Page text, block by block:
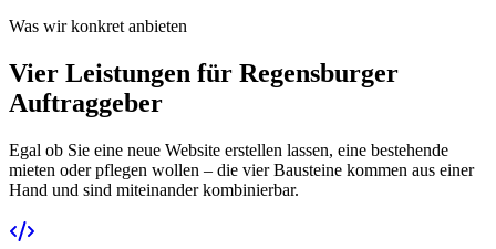
Was wir konkret anbieten
Vier Leistungen für Regensburger
Auftraggeber
Egal ob Sie eine neue Website erstellen lassen, eine bestehende
mieten oder pflegen wollen – die vier Bausteine kommen aus einer
Hand und sind miteinander kombinierbar.